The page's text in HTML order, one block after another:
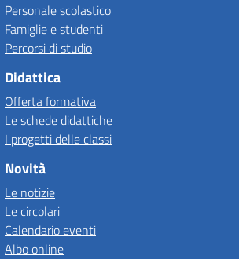
Personale scolastico
Famiglie e studenti
Percorsi di studio
Didattica
Offerta formativa
Le schede didattiche
I progetti delle classi
Novità
Le notizie
Le circolari
Calendario eventi
Albo online